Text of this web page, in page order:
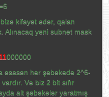
kifayət edər, qalan
Alınacaq yeni subnet mask
11000000
əsasən hər şəbəkədə 2^6-
Və biz 2 bit sıfır
alt şəbəkələr yaratmış